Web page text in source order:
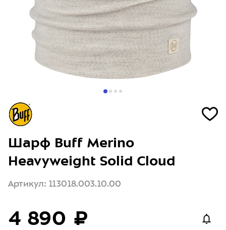
Шарф Buff Merino
Heavyweight Solid Cloud
Артикул: 113018.003.10.00
4 890 ₽